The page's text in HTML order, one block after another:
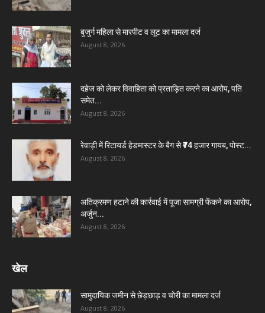
बुजुर्ग महिला से मारपीट व लूट का मामला दर्ज
August 8, 2026
दहेज को लेकर विवाहिता को प्रताड़ित करने का आरोप, पति
समेत...
August 8, 2026
रेवाड़ी में रिटायर्ड हेडमास्टर के बैग से ₹74 हजार गायब, पोस्ट...
August 8, 2026
अतिक्रमण हटाने की कार्रवाई में पूजा सामग्री फेंकने का आरोप,
अर्जुन...
August 8, 2026
खेल
सामुदायिक जमीन से छेड़छाड़ व चोरी का मामला दर्ज
August 8, 2026